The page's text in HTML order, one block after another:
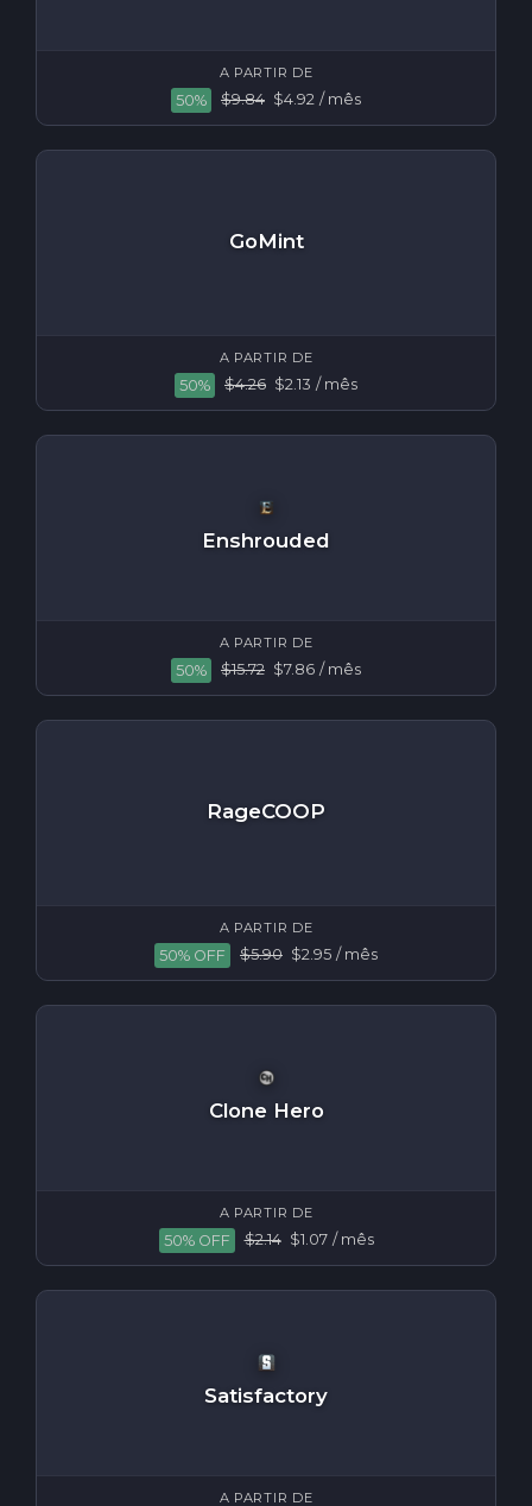
A PARTIR DE
50% $9.84 $4.92 / mês
GoMint
A PARTIR DE
50% $4.26 $2.13 / mês
Enshrouded
A PARTIR DE
50% $15.72 $7.86 / mês
RageCOOP
A PARTIR DE
50% OFF $5.90 $2.95 / mês
Clone Hero
A PARTIR DE
50% OFF $2.14 $1.07 / mês
Satisfactory
A PARTIR DE